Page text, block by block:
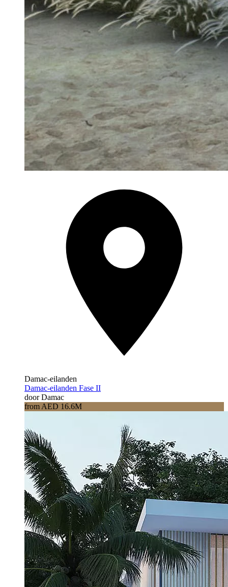
Damac-eilanden
Damac-eilanden Fase II
door Damac
from AED 16.6M